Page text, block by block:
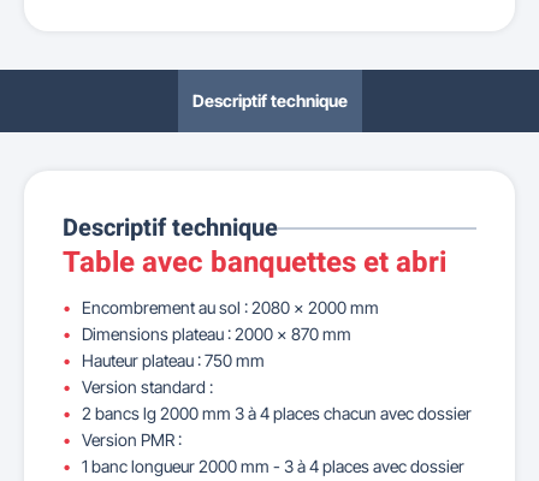
Descriptif technique
Descriptif technique
Table avec banquettes et abri
Encombrement au sol : 2080 x 2000 mm
Dimensions plateau : 2000 x 870 mm
Hauteur plateau : 750 mm
Version standard :
2 bancs lg 2000 mm 3 à 4 places chacun avec dossier
Version PMR :
1 banc longueur 2000 mm - 3 à 4 places avec dossier